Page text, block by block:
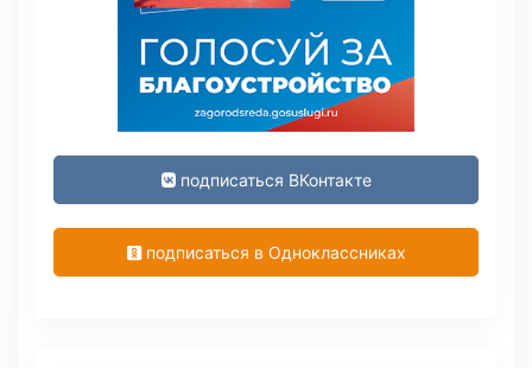
подписаться ВКонтакте
подписаться в Одноклассниках